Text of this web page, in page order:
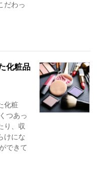
だわっ
化粧品
化粧
つあっ
り、収
けにな
できて